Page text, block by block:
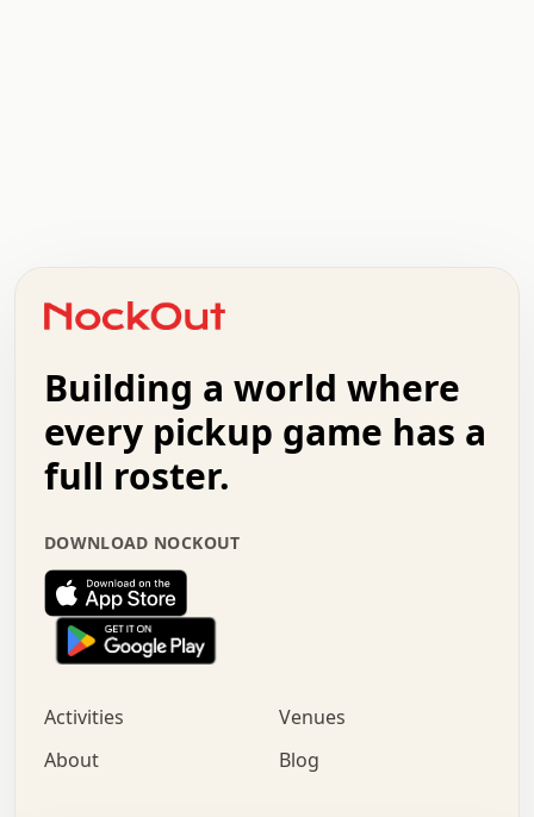
+   .   .   .   .   .   .   .   .   .   +   .   .
.   .   .   .   .   .   .   .   .   .   .   :   .
.   .   .   .   +   .   .   .   .   .   .   .   +
.   :   .   .   .   .   .   .   .   .   o   .   .
.   .   x   .   .   .   .   .   .   :   .   .   o
.   .   .   .   :   .   .   .   .   o   .   .   .
.   .   .   .   .   .   .   :   .   .   .   .   .
.   .   .   .   .   .   .   +   .   .   x   .   .
.   .   .   .   .   :   +   .   .   .   .   .   o
.   .   .   .   .   .   .   .   .   .   .   .   .
.   .   :   o   .   .   .   .   .   .   .   +   .
.   o   .   .   .   .   x   .   .   .   .   .   .
+   .   o   .   .   .   .   o   .   .   .   .
.   +   .   .   .   .   .   .   .   .   :   .   x
Building a world where
every pickup game has a
full roster.
DOWNLOAD NOCKOUT
Activities
Venues
About
Blog